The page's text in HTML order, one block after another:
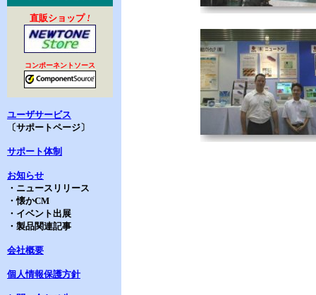
直販ショップ!
コンポーネントソース
ユーザサービス
〔サポートページ〕
サポート体制
お知らせ
・ニュースリリース
・懐かCM
・イベント出展
・製品関連記事
会社概要
個人情報保護方針